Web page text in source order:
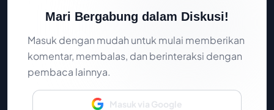
Mari Bergabung dalam Diskusi!
Masuk dengan mudah untuk mulai memberikan
komentar, membalas, dan berinteraksi dengan
pembaca lainnya.
Masuk via Google